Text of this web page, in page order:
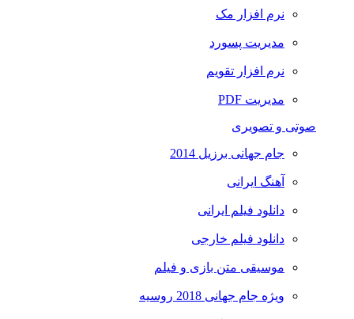
نرم افزار مک
مدیریت پسورد
نرم افزار تقویم
مدیریت PDF
صوتی و تصویری
جام جهانی برزیل 2014
آهنگ ایرانی
دانلود فیلم ایرانی
دانلود فیلم خارجی
موسیقی متن بازی و فیلم
ویژه جام جهانی 2018 روسیه